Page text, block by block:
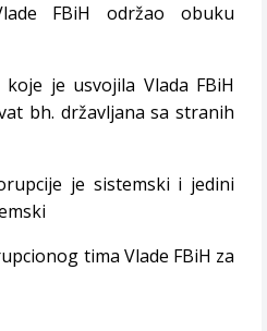
FBiH održao obuku
je usvojila Vlada FBiH
bh. državljana sa stranih
je sistemski i jedini
tima Vlade FBiH za